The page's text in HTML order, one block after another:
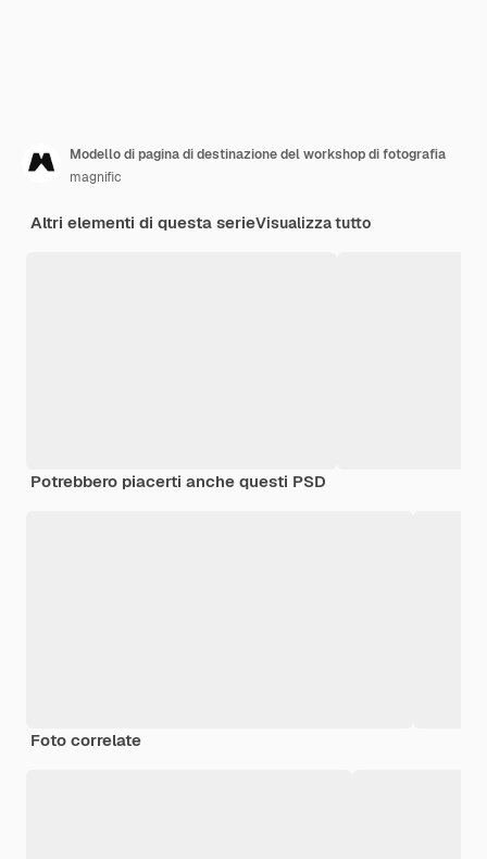
Modello di pagina di destinazione del workshop di fotografia
magnific
Altri elementi di questa serieVisualizza tutto
Potrebbero piacerti anche questi PSD
Foto correlate